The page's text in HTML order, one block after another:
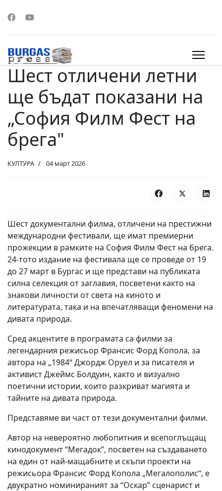
Шест отличени летни
ще бъдат показани на
„София Филм Фест на
брега"
КУЛТУРА 04 март 2026
Шест документални филма, отличени на престижни
международни фестивали, ще имат премиерни
прожекции в рамките на София Филм Фест на брега.
24-тото издание на фестивала ще се проведе от 19
до 27 март в Бургас и ще представи на публиката
силна селекция от заглавия, посветени както на
знакови личности от света на киното и
литературата, така и на впечатляващи феномени на
дивата природа.
Сред акцентите в програмата са филми за
легендарния режисьор Франсис Форд Копола, за
автора на „1984“ Джордж Оруел и за писателя и
активист Джеймс Болдуин, както и визуално
поетични истории, които разкриват магията и
тайните на дивата природа.
Представяме ви част от тези документални филми.
Автор на невероятно любопитния и всепоглъщащ
кинодокумент “Мегадок”, посветен на създаването
на един от най-мащабните и скъпи проекти на
режисьора Франсис Форд Копола „Мегалополис“, е
двукратно номинираният за “Оскар” сценарист и